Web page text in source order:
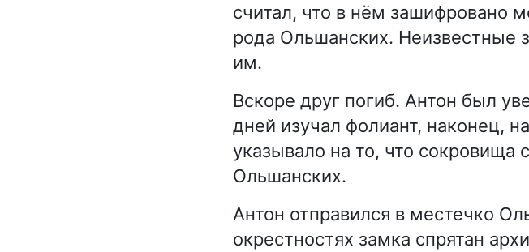
считал, что в нём зашифровано
рода Ольшанских. Неизвестные
им.
Вскоре друг погиб. Антон был
дней изучал фолиант, наконец,
указывало на то, что сокровища
Ольшанских.
Антон отправился в местечко
окрестностях замка спрятан